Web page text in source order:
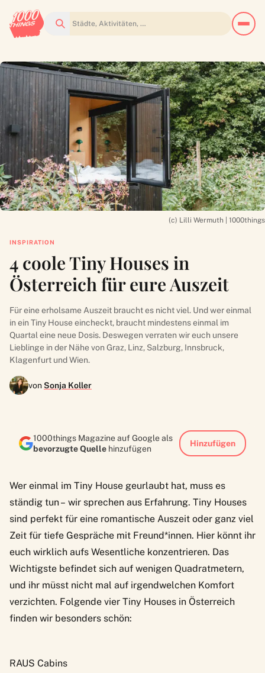
Suchen
(c) Lilli Wermuth | 1000things
INSPIRATION
4 coole Tiny Houses in
Österreich für eure Auszeit
Für eine erholsame Auszeit braucht es nicht viel. Und wer einmal
in ein Tiny House eincheckt, braucht mindestens einmal im
Quartal eine neue Dosis. Deswegen verraten wir euch unsere
Lieblinge in der Nähe von Graz, Linz, Salzburg, Innsbruck,
Klagenfurt und Wien.
vonSonja Koller
1000things Magazine auf Google als
bevorzugte Quelle hinzufügen
Hinzufügen
Wer einmal im Tiny House geurlaubt hat, muss es
ständig tun – wir sprechen aus Erfahrung. Tiny Houses
sind perfekt für eine romantische Auszeit oder ganz viel
Zeit für tiefe Gespräche mit Freund*innen. Hier könnt ihr
euch wirklich aufs Wesentliche konzentrieren. Das
Wichtigste befindet sich auf wenigen Quadratmetern,
und ihr müsst nicht mal auf irgendwelchen Komfort
verzichten. Folgende vier Tiny Houses in Österreich
finden wir besonders schön:
RAUS Cabins